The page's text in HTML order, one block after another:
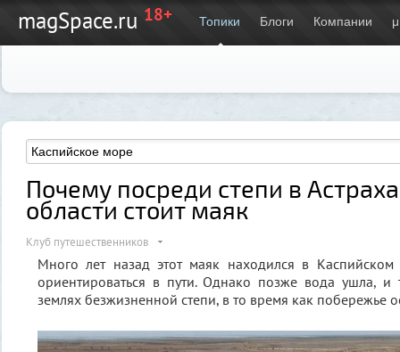
magSpace.ru 18+ Топики Блоги Компании μ
Почему посреди степи в
области стоит маяк
Клуб путешественников
Много лет назад этот маяк находился в
ориентироваться в пути. Однако позже вода ушла, и
землях безжизненной степи, в то время как побережье